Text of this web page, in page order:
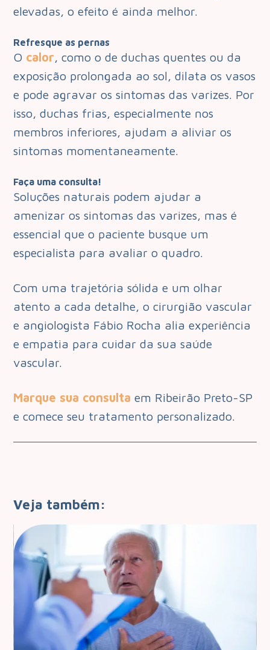
elevadas, o efeito é ainda melhor.
Refresque as pernas
O calor, como o de duchas quentes ou da
exposição prolongada ao sol, dilata os vasos
e pode agravar os sintomas das varizes. Por
isso, duchas frias, especialmente nos
membros inferiores, ajudam a aliviar os
sintomas momentaneamente.
Faça uma consulta!
Soluções naturais podem ajudar a
amenizar os sintomas das varizes, mas é
essencial que o paciente busque um
especialista para avaliar o quadro.
Com uma trajetória sólida e um olhar
atento a cada detalhe, o cirurgião vascular
e angiologista Fábio Rocha alia experiência
e empatia para cuidar da sua saúde
vascular.
Marque sua consulta em Ribeirão Preto-SP
e comece seu tratamento personalizado.
Veja também: